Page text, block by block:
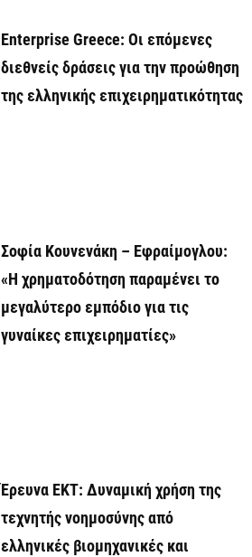
Enterprise Greece: Οι επόμενες
διεθνείς δράσεις για την προώθηση
της ελληνικής επιχειρηματικότητας
Σοφία Κουνενάκη – Εφραίμογλου:
«Η χρηματοδότηση παραμένει το
μεγαλύτερο εμπόδιο για τις
γυναίκες επιχειρηματίες»
Έρευνα ΕΚΤ: Δυναμική χρήση της
τεχνητής νοημοσύνης από
ελληνικές βιομηχανικές και